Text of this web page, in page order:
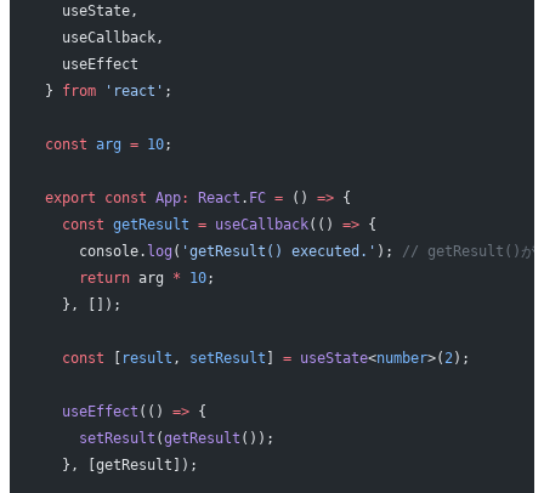
  useState,
  useCallback,
  useEffect
} from 'react' ;
const arg = 10;
export const App: React . FC = () => {
  const
getResult = useCallback(() => {
    console.
log ( 'getResult() executed.' ); // getResult()が何
    return
arg * 10;
  }, []);
  const
result , setResult = useState<number>( 2);
  useEffect
(() => {
    setResult
(getResult ());
  }, [getResult]);